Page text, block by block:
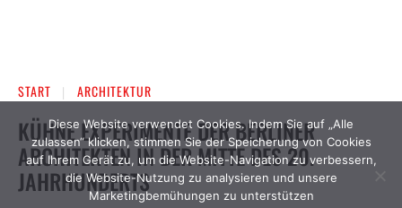
Diese Website verwendet Cookies. Indem Sie auf „Alle
zulassen“ klicken, stimmen Sie der Speicherung von Cookies
auf Ihrem Gerät zu, um die Website-Navigation zu verbessern,
die Website-Nutzung zu analysieren und unsere
Marketingbemühungen zu unterstützen